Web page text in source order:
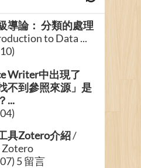
導論： 分類的處理
to Data ...
Writer中出現了
不到參照來源」是
...
具Zotero介紹/
Zotero
5 留言